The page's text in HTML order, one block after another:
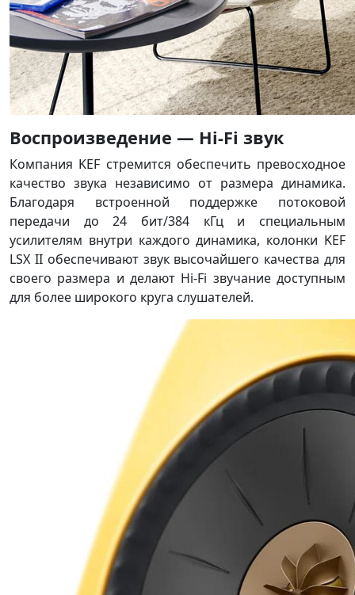
Воспроизведение — Hi-Fi звук
Компания KEF стремится обеспечить превосходное
качество звука независимо от размера динамика.
Благодаря встроенной поддержке потоковой
передачи до 24 бит/384 кГц и специальным
усилителям внутри каждого динамика, колонки KEF
LSX II обеспечивают звук высочайшего качества для
своего размера и делают Hi-Fi звучание доступным
для более широкого круга слушателей.